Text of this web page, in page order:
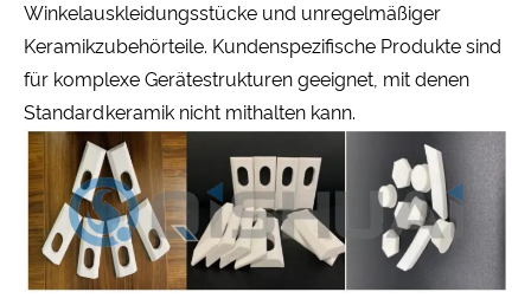
Winkelauskleidungsstücke und unregelmäßiger
Keramikzubehörteile. Kundenspezifische Produkte sind
für komplexe Gerätestrukturen geeignet, mit denen
Standardkeramik nicht mithalten kann.